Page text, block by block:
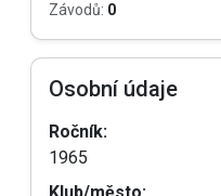
Závodů: 0
Osobní údaje
Ročník:
1965